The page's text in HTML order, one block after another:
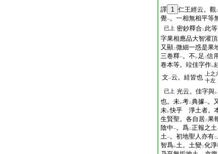
譯 1 仁王經云。觀
覺一。一相無相平等
已上 密鈔釋合二 此
字果相應品大智灌
又顯二微細一惑是果
三卷釋一。不 レ足 二信
卷本等。竝佳字作レ
文一云。絓皆也
上之
十左
已上 光云。佳字與レ
也。未レ考二典據一。
未レ快乎 淨土者。
生賢聖。各自居二果
陰中一。爲二正報之土
土一。初地聖人亦有二
智爲レ土。土變二化